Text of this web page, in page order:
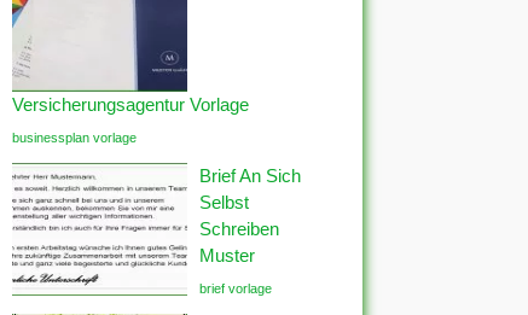
Versicherungsagentur Vorlage
businessplan vorlage
Brief An Sich
Selbst
Schreiben
Muster
brief vorlage